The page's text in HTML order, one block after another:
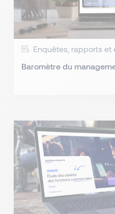
Enquêtes, rapports et
Baromètre du